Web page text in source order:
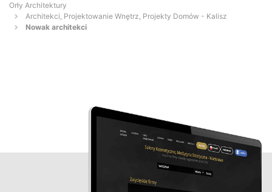
Orły Architektury
Architekci, Projektowanie Wnętrz, Projekty Domów - Kalisz
Nowak architekci